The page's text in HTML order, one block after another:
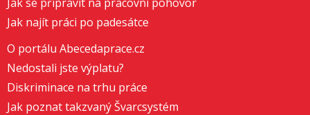
Jak najít práci po padesátce
O portálu Abecedaprace.cz
Nedostali jste výplatu?
Diskriminace na trhu práce
Jak poznat takzvaný Švarcsystém